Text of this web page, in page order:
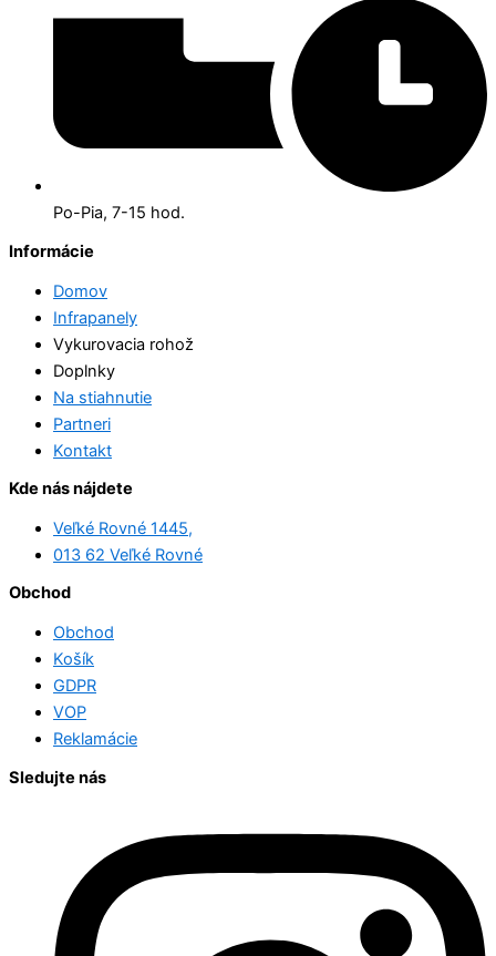
Po-Pia, 7-15 hod.
Informácie
Domov
Infrapanely
Vykurovacia rohož
Doplnky
Na stiahnutie
Partneri
Kontakt
Kde nás nájdete
Veľké Rovné 1445,
013 62 Veľké Rovné
Obchod
Obchod
Košík
GDPR
VOP
Reklamácie
Sledujte nás